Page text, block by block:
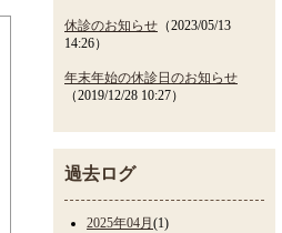
休診のお知らせ （2023/05/13
14:26）
年末年始の休診日のお知らせ
（2019/12/28 10:27）
過去ログ
2025年04月 (1)